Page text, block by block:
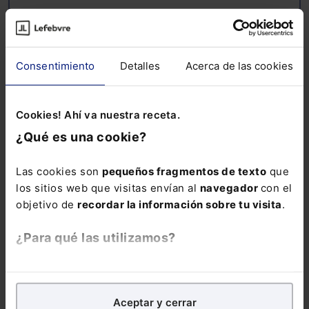
Consentimiento Detalles Acerca de las cookies
Cookies! Ahí va nuestra receta.
¿Qué es una cookie?
Las cookies son pequeños fragmentos de texto que
los sitios web que visitas envían al navegador con el
objetivo de recordar la información sobre tu visita.
¿Para qué las utilizamos?
analíticospara tratar demejorar tu experienciaen
nuestra página web. También con fines publicitarios,
Aceptar y cerrar
Suscribirse